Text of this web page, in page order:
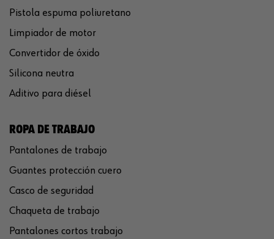
Pistola espuma poliuretano
Limpiador de motor
Convertidor de óxido
Silicona neutra
Aditivo para diésel
ROPA DE TRABAJO
Pantalones de trabajo
Guantes protección cuero
Casco de seguridad
Chaqueta de trabajo
Pantalones cortos trabajo